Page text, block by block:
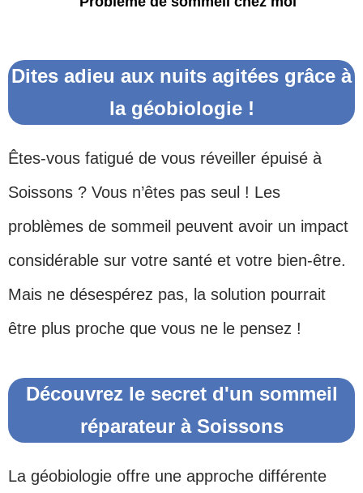
Dites adieu aux nuits agitées grâce à
la géobiologie !
Êtes-vous fatigué de vous réveiller épuisé à
Soissons ? Vous n’êtes pas seul ! Les
problèmes de sommeil peuvent avoir un impact
considérable sur votre santé et votre bien-être.
Mais ne désespérez pas, la solution pourrait
être plus proche que vous ne le pensez !
Découvrez le secret d'un sommeil
réparateur à Soissons
La géobiologie offre une approche différente